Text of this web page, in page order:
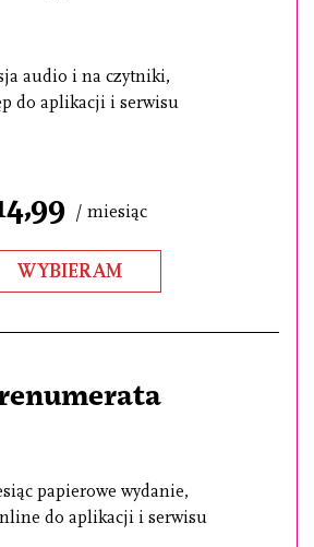
audio i na czytniki,
do aplikacji i serwisu
/ miesiąc
WYBIERAM
papierowe wydanie,
do aplikacji i serwisu